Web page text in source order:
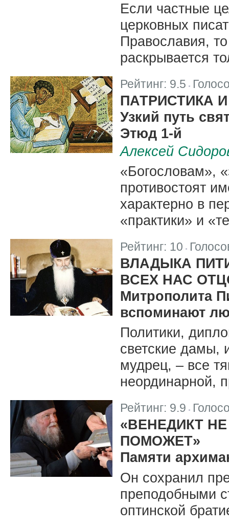
Если частные
церковных
Православия,
раскрывается
Рейтинг: 9.5
ПАТРИСТИКА
Узкий путь
Этюд 1-й
Алексей
«Богословам»,
противостоят
характерно в
«практики» и
Рейтинг: 10
ВЛАДЫКА
ВСЕХ НАС
Митрополита
вспоминают
Политики,
светские дамы,
мудрец, – все
неординарной,
Рейтинг: 9.9
«ВЕНЕДИКТ
ПОМОЖЕТ»
Памяти
Он сохранил
преподобными
оптинской